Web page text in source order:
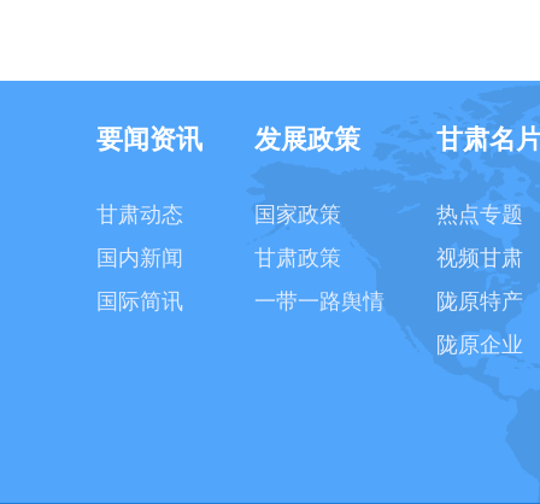
要闻资讯
甘肃动态
国内新闻
国际简讯
发展政策
国家政策
甘肃政策
一带一路舆情
甘肃名
热点专题
视频甘肃
陇原特产
陇原企业